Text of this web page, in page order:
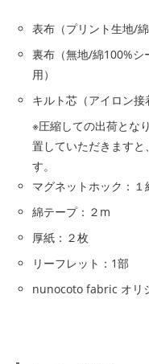
表布（プリント生地/
裏布（無地/綿100%シ
用）
キルト芯（アイロン
※圧縮しての出荷とな
置していただきます
す。
マグネットホック：１
綿テープ：２m
厚紙：２枚
リーフレット：1部
nunocoto fabric オリ